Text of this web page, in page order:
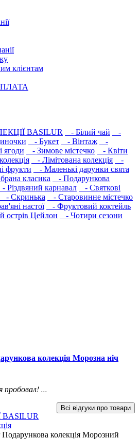
клієнтам
BASILUR - Білий чай
-
- Букет - Вінтаж
-
ягоди - Зимове містечко
- Квіти
- Лімітована колекція
-
фрукти
- Маленькі дарунки свята
класика
- Подарункова
- Різдвяний карнавал
- Святкові
- Скринька
- Старовинне містечко
настої
- Фруктовий коктейль
острів Цейлон
- Чотири сезони
колекція Морозна ніч
пробовал! ...
Всі відгуки про товари
колекція Морозний